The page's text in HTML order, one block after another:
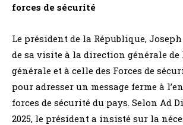
forces de sécurité
Le président de la République,
de sa visite à la direction générale de
générale et à celle des Forces de
pour adresser un message ferme à
forces de sécurité du pays. Selon Ad
2025, le président a insisté sur la